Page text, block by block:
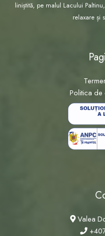
liniștită, pe malul Lacului
relaxare și
Politica de
Valea